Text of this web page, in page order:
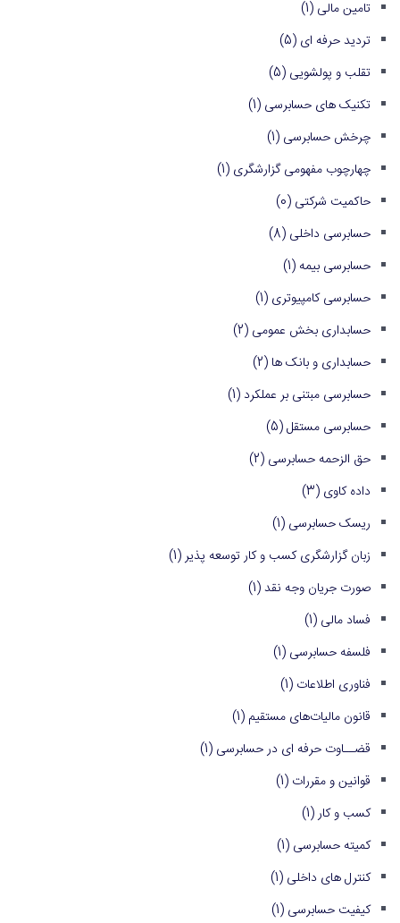
تامین مالی (1)
تردید حرفه ای (5)
تقلب و پولشویی (5)
تکنیک های حسابرسی (1)
چرخش حسابرسی (1)
چهارچوب مفهومی گزارشگری (1)
حاکمیت شرکتی (0)
حسابرسی داخلی (8)
حسابرسی بیمه (1)
حسابرسی کامپیوتری (1)
حسابداری بخش عمومی (2)
حسابداری و بانک ها (2)
حسابرسی مبتنی بر عملکرد (1)
حسابرسی مستقل(5)
حق الزحمه حسابرسی (2)
داده کاوی (3)
ریسک حسابرسی (1)
زبان گزارشگری کسب و کار توسعه پذیر(1)
صورت جریان وجه نقد(1)
فساد مالی (1)
فلسفه حسابرسی (1)
فناوری اطلاعات (1)
قانون مالیات‌های مستقیم (1)
قضــاوت حرفه ای در حسابرسی (1)
قوانین و مقررات (1)
کسب و کار(1)
کمیته حسابرسی (1)
کنترل های داخلی (1)
کیفیت حسابرسی (1)